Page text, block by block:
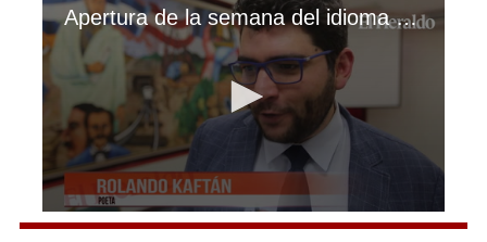
Apertura de la semana del idioma fue todo un éxito
0